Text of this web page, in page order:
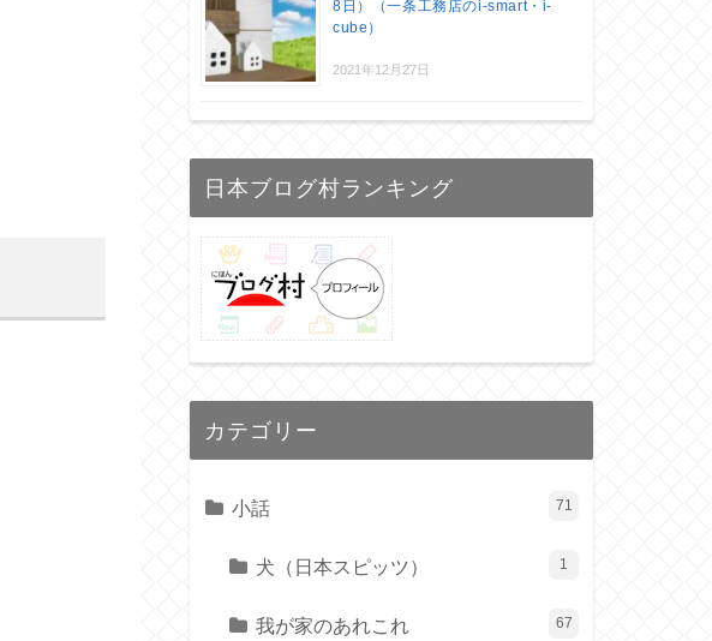
8日）（一条工務店のi-smart・i-
cube）
2021年12月27日
日本ブログ村ランキング
カテゴリー
小話 71
犬（日本スピッツ） 1
我が家のあれこれ 67